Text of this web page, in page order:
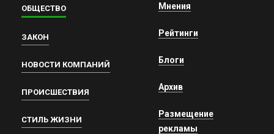
ОБЩЕСТВО
ЗАКОН
НОВОСТИ КОМПАНИЙ
ПРОИСШЕСТВИЯ
СТИЛЬ ЖИЗНИ
Мнения
Рейтинги
Блоги
Архив
Размещение
рекламы